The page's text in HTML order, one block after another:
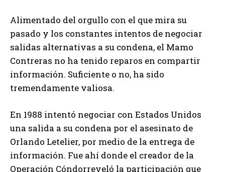
Alimentado del orgullo con el que mira su
pasado y los constantes intentos de negociar
salidas alternativas a su condena, el Mamo
Contreras no ha tenido reparos en compartir
información. Suficiente o no, ha sido
tremendamente valiosa.
En 1988 intentó negociar con Estados Unidos
una salida a su condena por el asesinato de
Orlando Letelier, por medio de la entrega de
información. Fue ahí donde el creador de la
Operación Cóndorreveló la participación que